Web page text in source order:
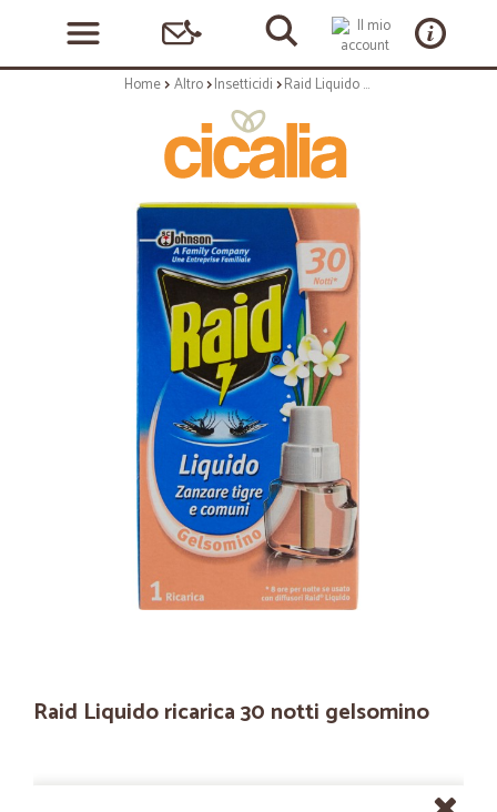
Home Altro Insetticidi Raid Liquido ricarica 30 notti gelsomino
Raid Liquido ricarica 30 notti gelsomino